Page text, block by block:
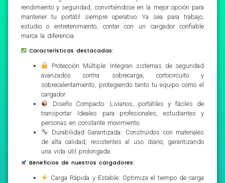
rendimiento y seguridad, convirtiéndose en la mejor opción para
mantener tu portátil siempre operativo. Ya sea para trabajo,
estudio o entretenimiento, contar con un cargador confiable
marca la diferencia.
Características destacadas:
Protección Múltiple: Integran sistemas de seguridad
avanzados contra sobrecarga, cortocircuito y
sobrecalentamiento, protegiendo tanto tu equipo como el
cargador.
Diseño Compacto: Livianos, portátiles y fáciles de
transportar. Ideales para profesionales, estudiantes y
personas en constante movimiento.
Durabilidad Garantizada: Construidos con materiales
de alta calidad, resistentes al uso diario, garantizando
una vida útil prolongada.
Beneficios de nuestros cargadores:
Carga Rápida y Estable: Optimiza el tiempo de carga